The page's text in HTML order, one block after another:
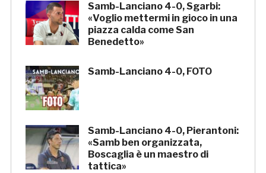
Samb-Lanciano 4-0, Sgarbi:
«Voglio mettermi in gioco in una
piazza calda come San
Benedetto»
Samb-Lanciano 4-0, FOTO
Samb-Lanciano 4-0, Pierantoni:
«Samb ben organizzata,
Boscaglia è un maestro di
tattica»